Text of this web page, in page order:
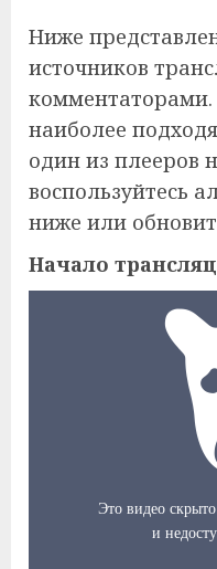
Ниже
источников
наиболее
один из плееров
воспользуйтесь
ниже или
Начало